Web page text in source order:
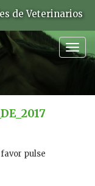
de Veterinarios
pulse